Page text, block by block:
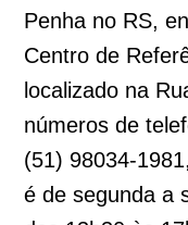
Penha no RS,
Centro de
localizado na
números de
(51) 98034-
é de segunda a